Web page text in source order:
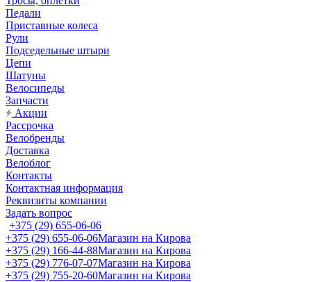
Педали
Приставные колеса
Рули
Подседельные штыри
Цепи
Шатуны
Велосипеды
Запчасти
Акции
Рассрочка
Велобренды
Доставка
Велоблог
Контакты
Контактная информация
Реквизиты компании
Задать вопрос
+375 (29) 655-06-06
+375 (29) 655-06-06Магазин на Кирова
+375 (29) 166-44-88Магазин на Кирова
+375 (29) 776-07-07Магазин на Кирова
+375 (29) 755-20-60Магазин на Кирова